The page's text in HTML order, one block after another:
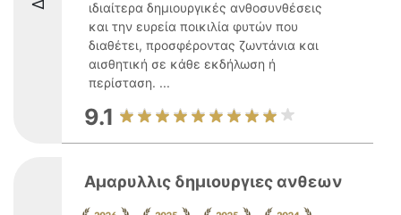
ιδιαίτερα δημιουργικές ανθοσυνθέσεις
και την ευρεία ποικιλία φυτών που
διαθέτει, προσφέροντας ζωντάνια και
αισθητική σε κάθε εκδήλωση ή
περίσταση. ...
9.1
Αμαρυλλις δημιουργιες ανθεων